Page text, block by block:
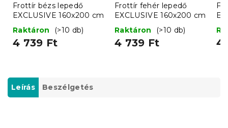
Frottír bézs lepedő
EXCLUSIVE 160x200 cm
Raktáron
(>10 db)
4 739 Ft
Frottír fehér lepedő
EXCLUSIVE 160x200 cm
Raktáron
(>10 db)
4 739 Ft 4
Leírás Beszélgetés